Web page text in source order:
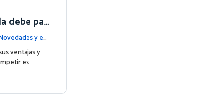
debe par
y ev
ventajas y
es